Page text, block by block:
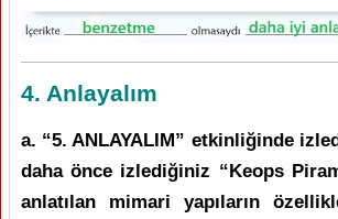
4. Anlayalım
a. “5. ANLAYALIM” etkinliğinde
daha önce izlediğiniz “Keops
anlatılan mimari yapıların